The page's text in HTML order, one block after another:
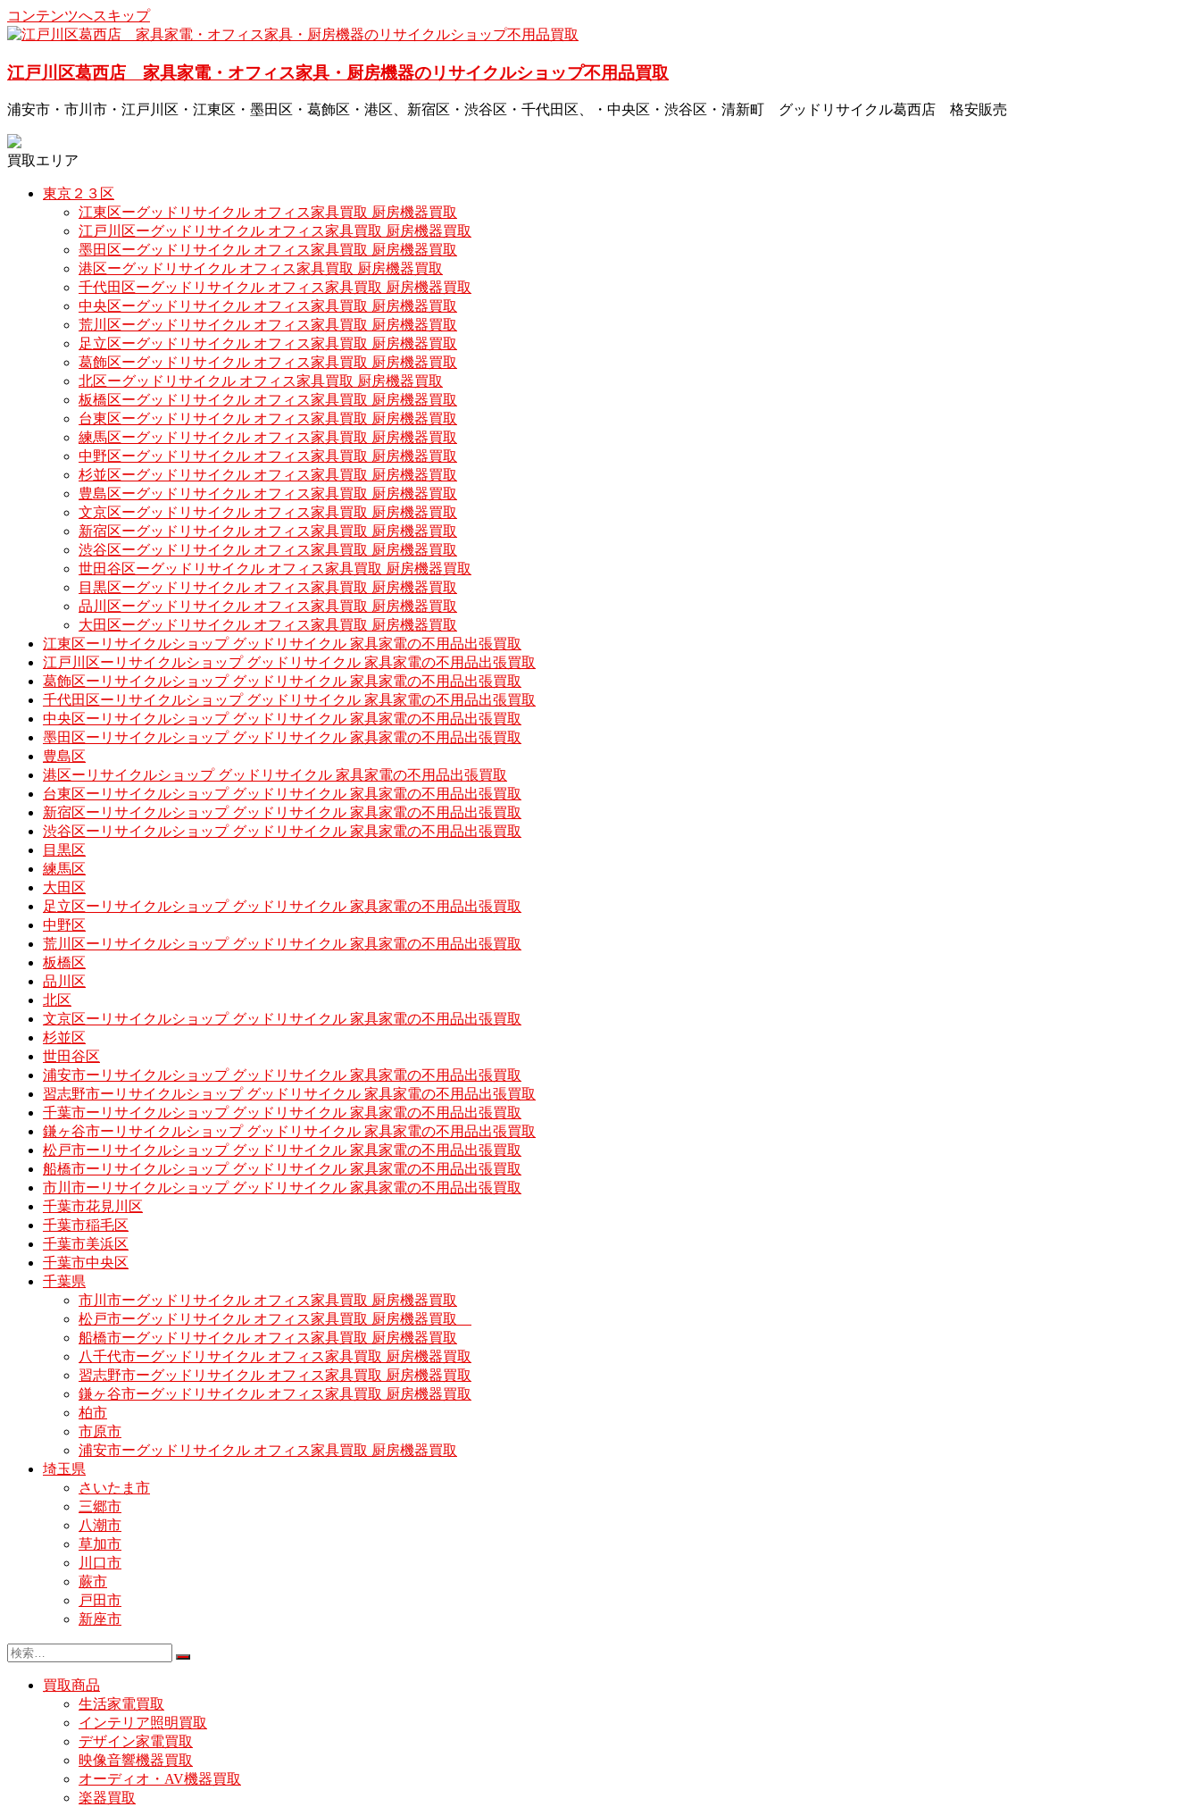
コンテンツへスキップ
江戸川区葛西店 家具家電・オフィス家具・厨房機器のリサイクルショップ不用品買取
浦安市・市川市・江戸川区・江東区・墨田区・葛飾区・港区、新宿区・渋谷区・千代田区、・中央区・渋谷区・清新町 グッドリサイクル葛西店 格安販売
買取エリア
東京２３区
江東区ーグッドリサイクル オフィス家具買取 厨房機器買取
江戸川区ーグッドリサイクル オフィス家具買取 厨房機器買取
墨田区ーグッドリサイクル オフィス家具買取 厨房機器買取
港区ーグッドリサイクル オフィス家具買取 厨房機器買取
千代田区ーグッドリサイクル オフィス家具買取 厨房機器買取
中央区ーグッドリサイクル オフィス家具買取 厨房機器買取
荒川区ーグッドリサイクル オフィス家具買取 厨房機器買取
足立区ーグッドリサイクル オフィス家具買取 厨房機器買取
葛飾区ーグッドリサイクル オフィス家具買取 厨房機器買取
北区ーグッドリサイクル オフィス家具買取 厨房機器買取
板橋区ーグッドリサイクル オフィス家具買取 厨房機器買取
台東区ーグッドリサイクル オフィス家具買取 厨房機器買取
練馬区ーグッドリサイクル オフィス家具買取 厨房機器買取
中野区ーグッドリサイクル オフィス家具買取 厨房機器買取
杉並区ーグッドリサイクル オフィス家具買取 厨房機器買取
豊島区ーグッドリサイクル オフィス家具買取 厨房機器買取
文京区ーグッドリサイクル オフィス家具買取 厨房機器買取
新宿区ーグッドリサイクル オフィス家具買取 厨房機器買取
渋谷区ーグッドリサイクル オフィス家具買取 厨房機器買取
世田谷区ーグッドリサイクル オフィス家具買取 厨房機器買取
目黒区ーグッドリサイクル オフィス家具買取 厨房機器買取
品川区ーグッドリサイクル オフィス家具買取 厨房機器買取
大田区ーグッドリサイクル オフィス家具買取 厨房機器買取
江東区ーリサイクルショップ グッドリサイクル 家具家電の不用品出張買取
江戸川区ーリサイクルショップ グッドリサイクル 家具家電の不用品出張買取
葛飾区ーリサイクルショップ グッドリサイクル 家具家電の不用品出張買取
千代田区ーリサイクルショップ グッドリサイクル 家具家電の不用品出張買取
中央区ーリサイクルショップ グッドリサイクル 家具家電の不用品出張買取
墨田区ーリサイクルショップ グッドリサイクル 家具家電の不用品出張買取
豊島区
港区ーリサイクルショップ グッドリサイクル 家具家電の不用品出張買取
台東区ーリサイクルショップ グッドリサイクル 家具家電の不用品出張買取
新宿区ーリサイクルショップ グッドリサイクル 家具家電の不用品出張買取
渋谷区ーリサイクルショップ グッドリサイクル 家具家電の不用品出張買取
目黒区
練馬区
大田区
足立区ーリサイクルショップ グッドリサイクル 家具家電の不用品出張買取
中野区
荒川区ーリサイクルショップ グッドリサイクル 家具家電の不用品出張買取
板橋区
品川区
北区
文京区ーリサイクルショップ グッドリサイクル 家具家電の不用品出張買取
杉並区
世田谷区
浦安市ーリサイクルショップ グッドリサイクル 家具家電の不用品出張買取
習志野市ーリサイクルショップ グッドリサイクル 家具家電の不用品出張買取
千葉市ーリサイクルショップ グッドリサイクル 家具家電の不用品出張買取
鎌ヶ谷市ーリサイクルショップ グッドリサイクル 家具家電の不用品出張買取
松戸市ーリサイクルショップ グッドリサイクル 家具家電の不用品出張買取
船橋市ーリサイクルショップ グッドリサイクル 家具家電の不用品出張買取
市川市ーリサイクルショップ グッドリサイクル 家具家電の不用品出張買取
千葉市花見川区
千葉市稲毛区
千葉市美浜区
千葉市中央区
千葉県
市川市ーグッドリサイクル オフィス家具買取 厨房機器買取
松戸市ーグッドリサイクル オフィス家具買取 厨房機器買取
船橋市ーグッドリサイクル オフィス家具買取 厨房機器買取
八千代市ーグッドリサイクル オフィス家具買取 厨房機器買取
習志野市ーグッドリサイクル オフィス家具買取 厨房機器買取
鎌ヶ谷市ーグッドリサイクル オフィス家具買取 厨房機器買取
柏市
市原市
浦安市ーグッドリサイクル オフィス家具買取 厨房機器買取
埼玉県
さいたま市
三郷市
八潮市
草加市
川口市
蕨市
戸田市
新座市
買取商品
生活家電買取
インテリア照明買取
デザイン家電買取
映像音響機器買取
オーディオ・AV機器買取
楽器買取